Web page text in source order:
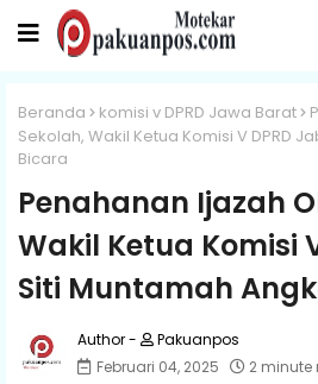
Beranda komisi v DPRD Jawa Barat
Sekolah, Wakil Ketua Komisi V DPRD
Bicara
Penahanan Ijazah
Wakil Ketua Komisi
Siti Muntamah
Pakuanpos
Februari 04, 2025
2 minute